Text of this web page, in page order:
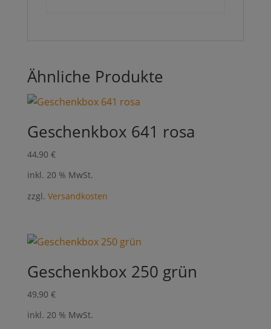
Ähnliche Produkte
Geschenkbox 641 rosa
44,90 €
inkl. 20 % MwSt.
zzgl. Versandkosten
Geschenkbox 250 grün
49,90 €
inkl. 20 % MwSt.